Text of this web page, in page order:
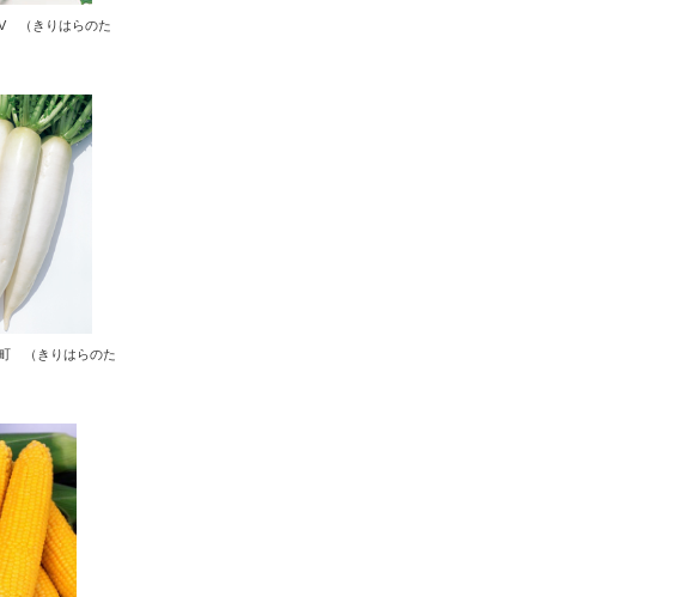
（きりはらのた
（きりはらのた